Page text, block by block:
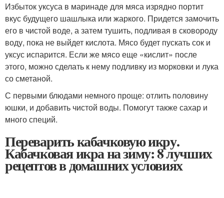
Избыток уксуса в маринаде для мяса изрядно портит
вкус будущего шашлыка или жаркого. Придется замочить
его в чистой воде, а затем тушить, подливая в сковороду
воду, пока не выйдет кислота. Мясо будет пускать сок и
уксус испарится. Если же мясо еще «кислит» после
этого, можно сделать к нему подливку из морковки и лука
со сметаной.
С первыми блюдами немного проще: отлить половину
юшки, и добавить чистой воды. Помогут также сахар и
много специй.
Переварить кабачковую икру.
Кабачковая икра на зиму: 8 лучших
рецептов в домашних условиях